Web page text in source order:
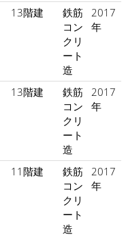
13階建
鉄筋
コン
クリ
ート
造
2017
年
13階建
鉄筋
コン
クリ
ート
造
2017
年
11階建
鉄筋
コン
クリ
ート
造
2017
年